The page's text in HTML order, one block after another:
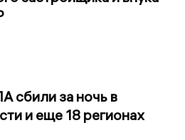
сбили за ночь в
и еще 18 регионах